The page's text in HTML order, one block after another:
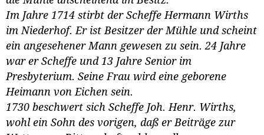
Im Jahre 1714 stirbt der Scheffe Hermann Wirths
im Niederhof. Er ist Besitzer der Mühle und scheint
ein angesehener Mann gewesen zu sein. 24 Jahre
war er Scheffe und 13 Jahre Senior im
Presbyterium. Seine Frau wird eine geborene
Heimann von Eichen sein.
1730 beschwert sich Scheffe Joh. Henr. Wirths,
wohl ein Sohn des vorigen, daß er Beiträge zur